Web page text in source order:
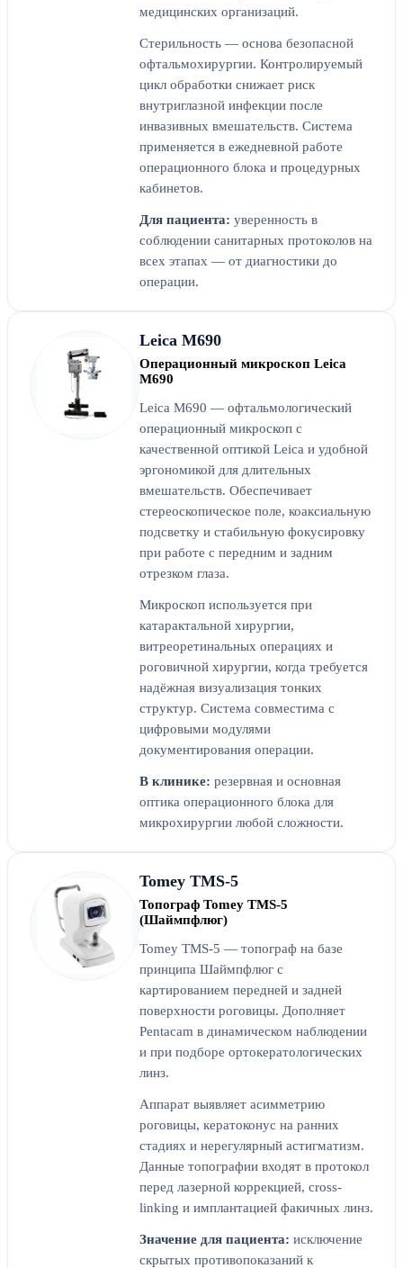
медицинских организаций.
Стерильность — основа безопасной
офтальмохирургии. Контролируемый
цикл обработки снижает риск
внутриглазной инфекции после
инвазивных вмешательств. Система
применяется в ежедневной работе
операционного блока и процедурных
кабинетов.
Для пациента: уверенность в
соблюдении санитарных протоколов на
всех этапах — от диагностики до
операции.
Leica M690
Операционный микроскоп Leica
M690
Leica M690 — офтальмологический
операционный микроскоп с
качественной оптикой Leica и удобной
эргономикой для длительных
вмешательств. Обеспечивает
стереоскопическое поле, коаксиальную
подсветку и стабильную фокусировку
при работе с передним и задним
отрезком глаза.
Микроскоп используется при
катарактальной хирургии,
витреоретинальных операциях и
роговичной хирургии, когда требуется
надёжная визуализация тонких
структур. Система совместима с
цифровыми модулями
документирования операции.
В клинике: резервная и основная
оптика операционного блока для
микрохирургии любой сложности.
Tomey TMS-5
Топограф Tomey TMS-5
(Шаймпфлюг)
Tomey TMS-5 — топограф на базе
принципа Шаймпфлюг с
картированием передней и задней
поверхности роговицы. Дополняет
Pentacam в динамическом наблюдении
и при подборе ортокератологических
линз.
Аппарат выявляет асимметрию
роговицы, кератоконус на ранних
стадиях и нерегулярный астигматизм.
Данные топографии входят в протокол
перед лазерной коррекцией, cross-
linking и имплантацией факичных линз.
Значение для пациента: исключение
скрытых противопоказаний к